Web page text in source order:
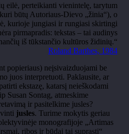
eilė, perteikianti vienintelę, tarytum
būtų Autoriaus-Dievo „žinia“), o
kurioje jungiasi ir rungiasi skirtingi
pirmapradis: tekstas – tai audinys
iš tūkstančio kultūros židinių.“
Roland Barthes, 1984
popieriaus) neįsivaizduojami be
juos interpretuoti. Paklausite, ar
ekstazę, katarsį neieškodami
Susan Sontag, atmeskime
ir pasitelkime jusles?
jusles. Turime mokytis geriau
monografijoje „Artimas
ribos ir būdai tai suprasti“